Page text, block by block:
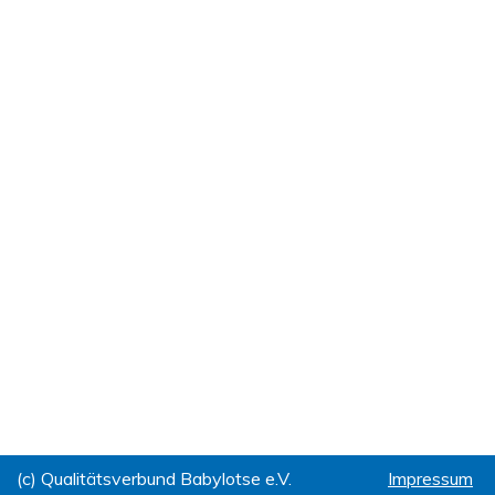
(c) Qualitätsverbund Babylotse e.V. Impressum